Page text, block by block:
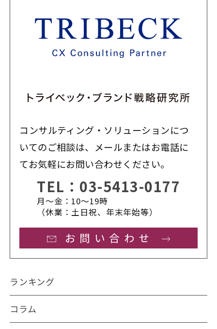
コンサルティング・ソリューションにつ
いてのご相談は、メールまたはお電話に
てお気軽にお問い合わせください。
TEL： 03-5413-0177
月〜金：10〜19時
（休業：土日祝、年末年始等）
お問い合わせ
ランキング
コラム